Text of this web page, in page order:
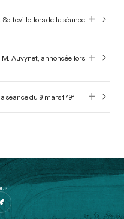
lors de la séance
Auvynet, annoncée lors
séance du 9 mars 1791